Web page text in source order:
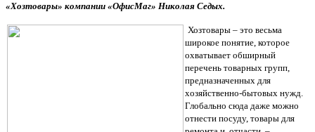
«Хозтовары» компании «ОфисМаг» Николая Седых.
Хозтовары – это весьма
широкое понятие, которое
охватывает обширный
перечень товарных групп,
предназначенных для
хозяйственно-бытовых нужд.
Глобально сюда даже можно
отнести посуду, товары для